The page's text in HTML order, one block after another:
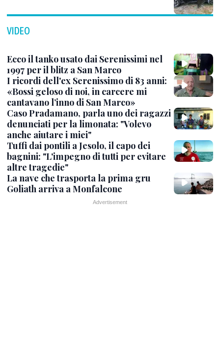
VIDEO
Ecco il tanko usato dai Serenissimi nel
1997 per il blitz a San Marco
I ricordi dell'ex Serenissimo di 83 anni:
«Bossi geloso di noi, in carcere mi
cantavano l’inno di San Marco»
Caso Pradamano, parla uno dei ragazzi
denunciati per la limonata: "Volevo
anche aiutare i miei"
Tuffi dai pontili a Jesolo, il capo dei
bagnini: "L'impegno di tutti per evitare
altre tragedie"
La nave che trasporta la prima gru
Goliath arriva a Monfalcone